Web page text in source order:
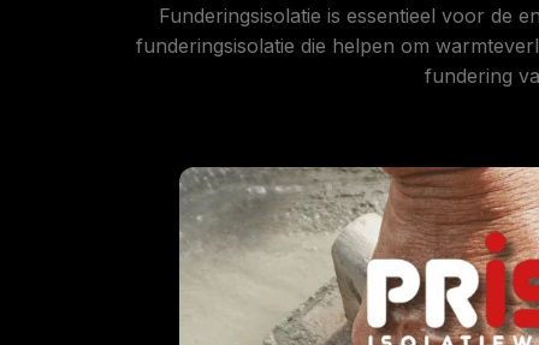
Funderingsisolatie is essentieel voor de
funderingsisolatie die helpen om
fundering